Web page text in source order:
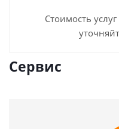
Стоимость
Сервис